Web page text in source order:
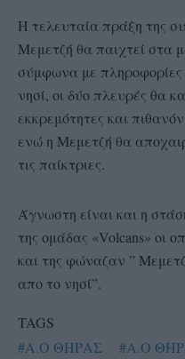
Η τελευταία πράξη της
Μεμετζή θα παιχτεί στα
σύμφωνα με
νησί, οι δύο πλευρές θα
εκκρεμότητες και
ενώ η Μεμετζή θα
τις παίκτριες.
Άγνωστη είναι και η
της ομάδας «Volcans» οι
και της φώναζαν ”
απο το νησί”.
TAGS
#Α.Ο ΘΗΡΑΣ
#Α.Ο